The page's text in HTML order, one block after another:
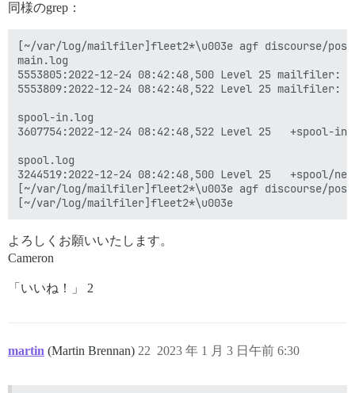
同様のgrep：
[~/var/log/mailfiler]fleet2*\u003e agf discourse/post/
main.log
5553805:2022-12-24 08:42:48,500 Level 25 mailfiler:
5553809:2022-12-24 08:42:48,522 Level 25 mailfiler:
spool-in.log
3607754:2022-12-24 08:42:48,522 Level 25   +spool-in/
spool.log
3244519:2022-12-24 08:42:48,500 Level 25   +spool/
[~/var/log/mailfiler]fleet2*\u003e agf discourse/post/
よろしくお願いいたします。
Cameron
「いいね！」 2
martin (Martin Brennan) 2023 年 1 月 3 日午前 6:30
22